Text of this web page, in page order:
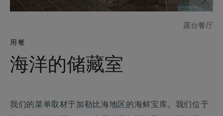
用餐
海洋的储藏室
我们的菜单取材于加勒比海地区的海鲜宝库。我们位于
露台餐厅